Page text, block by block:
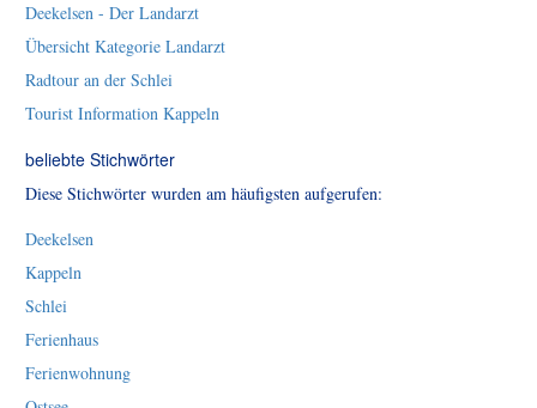
Deekelsen - Der Landarzt
Übersicht Kategorie Landarzt
Radtour an der Schlei
Tourist Information Kappeln
beliebte Stichwörter
Diese Stichwörter wurden am häufigsten aufgerufen:
Deekelsen
Kappeln
Schlei
Ferienhaus
Ferienwohnung